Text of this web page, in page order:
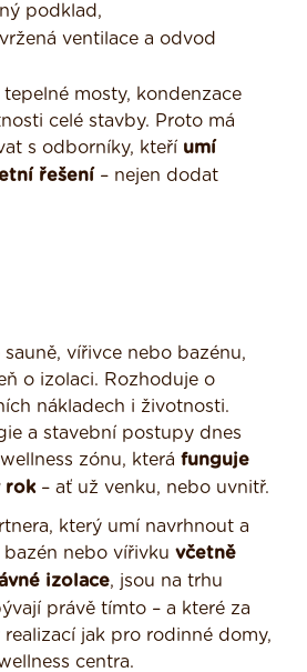
podklad,
ventilace a odvod
mosty, kondenzace
celé stavby. Proto má
s odborníky, kteří umí
řešení – nejen dodat
vířivce nebo bazénu,
o izolaci. Rozhoduje o
nákladech i životnosti.
a stavební postupy dnes
zónu, která funguje
rok– ať už venku, nebo uvnitř.
který umí navrhnout a
bazén nebo vířivku včetně
izolace, jsou na trhu
právě tímto – a které za
jak pro rodinné domy,
centra.